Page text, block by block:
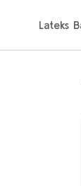
Lateks